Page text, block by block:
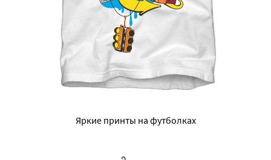
Яркие принты на футболках